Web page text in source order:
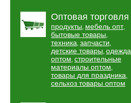
Оптовая торговля
продукты, мебель опт,
бытовые товары,
техника, запчасти,
детские товары, одежда
оптом, строительные
материалы оптом,
товары для праздника,
сельхоз товары оптом